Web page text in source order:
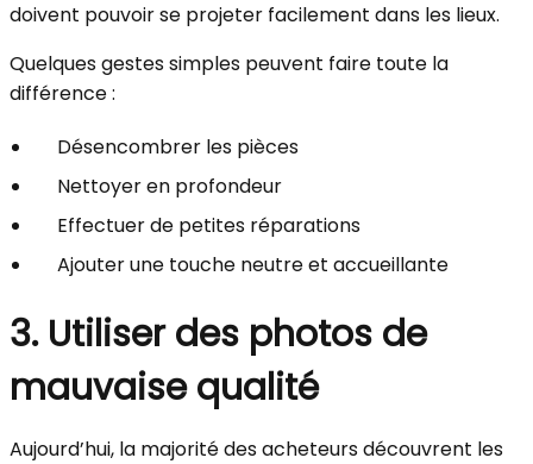
doivent pouvoir se projeter facilement dans les lieux.
Quelques gestes simples peuvent faire toute la
différence :
Désencombrer les pièces
Nettoyer en profondeur
Effectuer de petites réparations
Ajouter une touche neutre et accueillante
3. Utiliser des photos de
mauvaise qualité
Aujourd’hui, la majorité des acheteurs découvrent les